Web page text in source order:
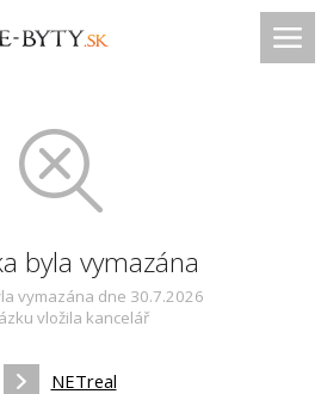
byla vymazána
vymazána dne 30.7.2026
vložila kancelář
NETreal